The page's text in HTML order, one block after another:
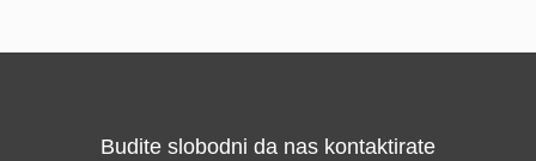
Budite slobodni da nas kontaktirate